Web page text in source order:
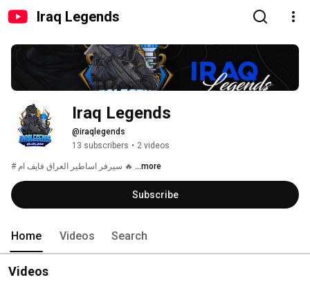
Iraq Legends
Iraq Legends
@iraqlegends
13 subscribers • 2 videos
# سيرفر اساطير العراق فايف ام 🔥 ...more
Subscribe
Home Videos Search
Videos